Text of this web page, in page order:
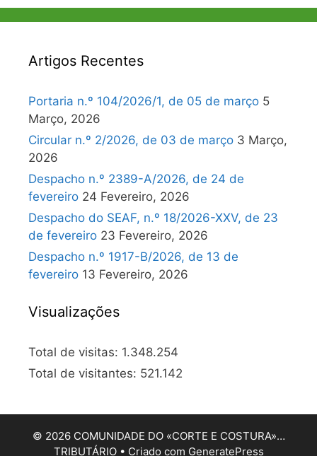
Artigos Recentes
Portaria n.º 104/2026/1, de 05 de março 5
Março, 2026
Circular n.º 2/2026, de 03 de março 3 Março,
2026
Despacho n.º 2389-A/2026, de 24 de
fevereiro 24 Fevereiro, 2026
Despacho do SEAF, n.º 18/2026-XXV, de 23
de fevereiro 23 Fevereiro, 2026
Despacho n.º 1917-B/2026, de 13 de
fevereiro 13 Fevereiro, 2026
Visualizações
Total de visitas: 1.348.254
Total de visitantes: 521.142
© 2026 COMUNIDADE DO «CORTE E COSTURA»…
TRIBUTÁRIO• Criado com GeneratePress